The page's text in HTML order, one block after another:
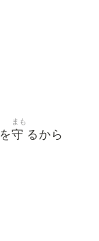
を守
まも
るから